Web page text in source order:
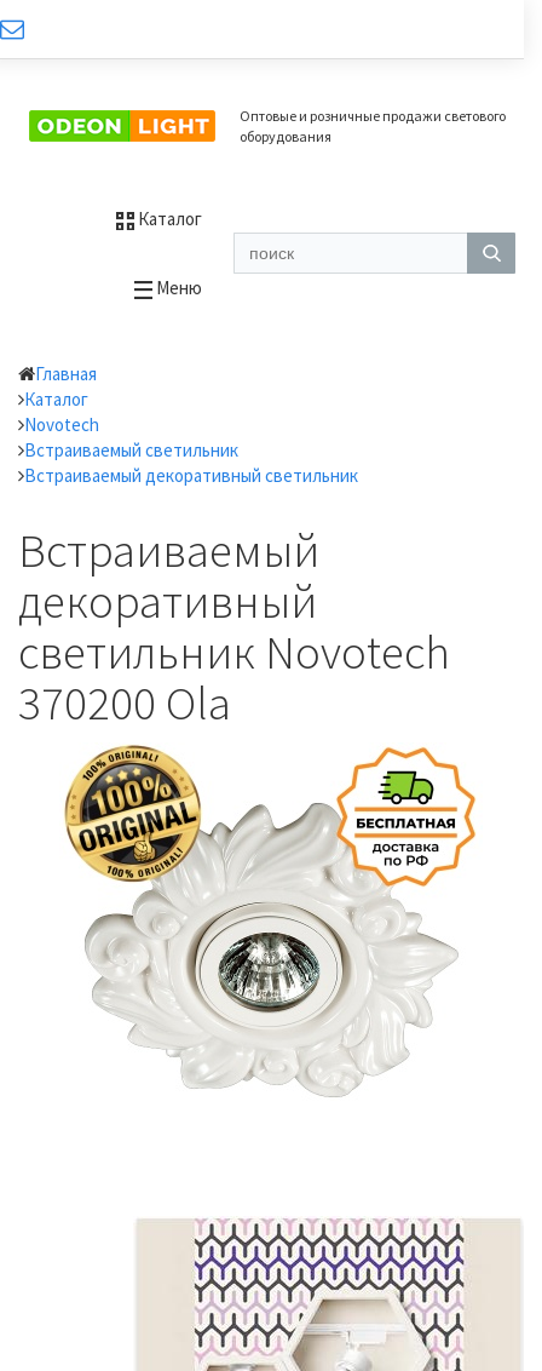
Оптовые и розничные продажи светового
оборудования
Каталог
Меню
Главная
Каталог
Novotech
Встраиваемый светильник
Встраиваемый декоративный светильник
Встраиваемый
декоративный
светильник Novotech
370200 Ola